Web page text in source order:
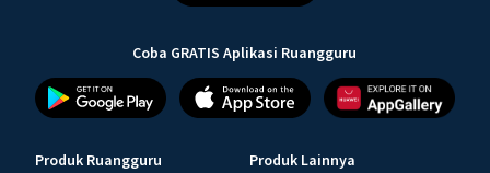
Coba GRATIS Aplikasi Ruangguru
Produk Ruangguru Produk Lainnya